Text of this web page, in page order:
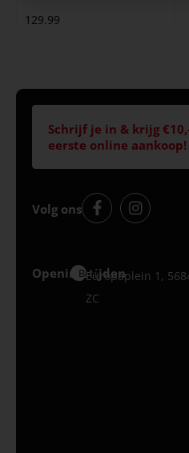
129.99
Schrijf je in & krijg
eerste online aankoop!
Volg ons
Openingstijden
Best
Europaplein 1,
ZC